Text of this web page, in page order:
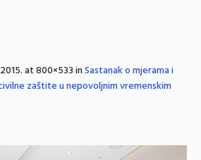
at 800×533 inSastanak o mjerama i
zaštite u nepovoljnim vremenskim